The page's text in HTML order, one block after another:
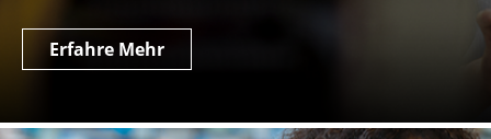
Erfahre Mehr